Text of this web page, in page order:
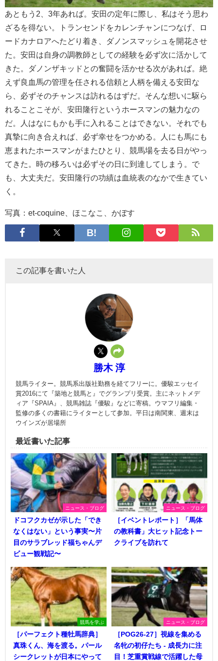
あともう2、3年あれば。安田の定年に際し、私はそう思わ
ざるを得ない。トランセンドをカレンチャンにつなげ、ロ
ードカナロアへたどり着き、ダノンスマッシュを開花させ
た。安田は自身の調教師としての経験を必ず次に活かして
きた。ダノンザキッドとの奮闘を活かせる次があれば。絶
えず良血馬の管理を任される信頼と人柄を備える安田な
ら、必ずそのチャンスは訪れるはずだ。そんな想いに駆ら
れることこそが、安田隆行というホースマンの魅力なの
だ。人はなにもかも手に入れることはできない。それでも
真摯に向き合えれば、必ず幸せをつかめる。人にも馬にも
恵まれたホースマンがまたひとり、競馬場を去る日がやっ
てきた。時の移ろいは必ずその日に到達してしまう。で
も、大丈夫だ。安田隆行の功績は血統表のなかで生きてい
く。
写真：et-coquine、ほこなこ、かぼす
この記事を書いた人
勝木 淳
競馬ライター。競馬系出版社勤務を経てフリーに。優駿エッセイ
賞2016にて『築地と競馬と』でグランプリ受賞。主にネットメデ
ィア『SPAIA』、競馬雑誌『優駿』などに寄稿。ウマフリ編集・
監修の多くの書籍にライターとして参加。平日は南関東、週末は
ウインズが居場所
最近書いた記事
ニュース・ブログ
ドコフクカゼが示した「でき
なくはない」という事実〜片
目のサラブレッド福ちゃんデ
ビュー観戦記〜
ニュース・ブログ
［イベントレポート］「馬体
の教科書」大ヒット記念トー
クライブを訪れて
競馬を学ぶ
［パーフェクト種牡馬辞典］
真珠くん、海を渡る。パール
シークレットが日本にやって
ニュース・ブログ
［POG26-27］視線を集める
名牝の初仔たち - 成長力に注
目！芝重賞戦線で活躍した母